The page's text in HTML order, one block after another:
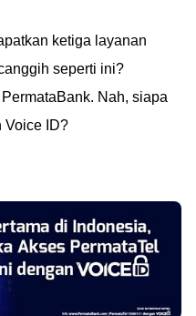
ketiga layanan
seperti ini?
Nah, siapa
Voice ID?